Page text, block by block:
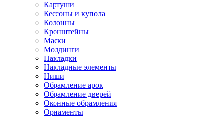
Картуши
Кессоны и купола
Колонны
Кронштейны
Маски
Молдинги
Накладки
Накладные элементы
Ниши
Обрамление арок
Обрамление дверей
Оконные обрамления
Орнаменты